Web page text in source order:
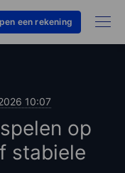
een rekening
10:07
op
stabiele